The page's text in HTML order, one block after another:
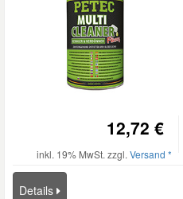
12,72 €
inkl. 19% MwSt. zzgl. Versand *
Details